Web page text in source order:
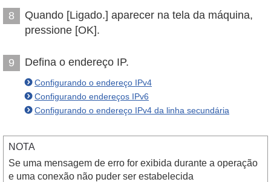
8
Quando [Ligado.] aparecer na tela da máquina,
pressione [OK].
9 Defina o endereço IP.
Configurando o endereço IPv4
Configurando endereços IPv6
Configurando o endereço IPv4 da linha secundária
NOTA
Se uma mensagem de erro for exibida durante a operação
e uma conexão não puder ser estabelecida